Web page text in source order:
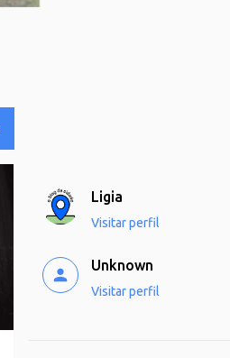
Ligia
Visitar perfil
Unknown
Visitar perfil